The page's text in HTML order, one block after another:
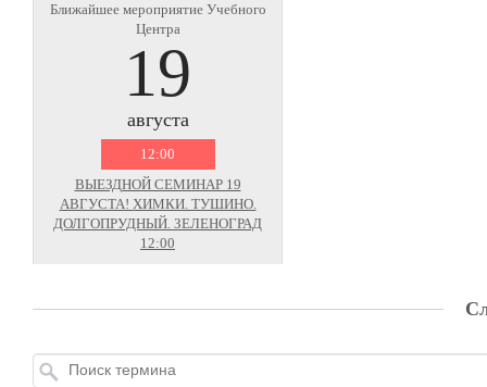
Ближайшее мероприятие Учебного
Центра
19
августа
12:00
ВЫЕЗДНОЙ СЕМИНАР 19
АВГУСТА! ХИМКИ. ТУШИНО.
ДОЛГОПРУДНЫЙ. ЗЕЛЕНОГРАД
12:00